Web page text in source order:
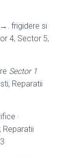
frigidere si
4, Sector 5,
Sector 1
Reparatii
·
; Reparatii